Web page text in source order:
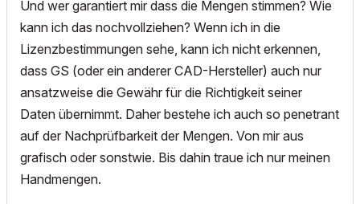
Und wer garantiert mir dass die Mengen stimmen? Wie
kann ich das nochvollziehen? Wenn ich in die
Lizenzbestimmungen sehe, kann ich nicht erkennen,
dass GS (oder ein anderer CAD-Hersteller) auch nur
ansatzweise die Gewähr für die Richtigkeit seiner
Daten übernimmt. Daher bestehe ich auch so penetrant
auf der Nachprüfbarkeit der Mengen. Von mir aus
grafisch oder sonstwie. Bis dahin traue ich nur meinen
Handmengen.